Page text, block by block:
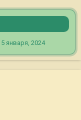
5 января, 2024